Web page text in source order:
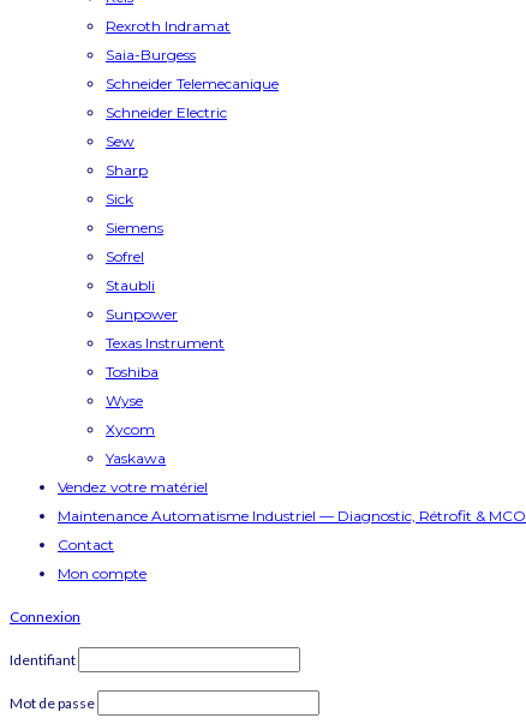
Rexroth Indramat
Saia-Burgess
Schneider Telemecanique
Schneider Electric
Sew
Sharp
Sick
Siemens
Sofrel
Staubli
Sunpower
Texas Instrument
Toshiba
Wyse
Xycom
Yaskawa
Vendez votre matériel
Maintenance Automatisme Industriel — Diagnostic, Rétrofit & MCO
Contact
Mon compte
Connexion
Identifiant
Mot de passe